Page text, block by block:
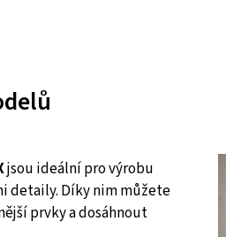
jsou ideální pro výrobu
detaily. Díky nim můžete
prvky a dosáhnout